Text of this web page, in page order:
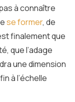
à connaître
se former, de
finalement que
que l’adage
une dimension
à l’échelle